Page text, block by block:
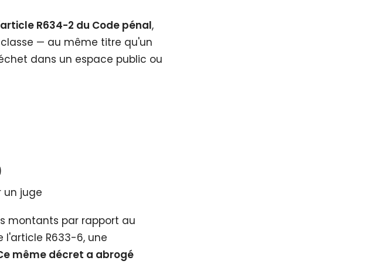
article R634-2 du Code pénal,
— au même titre qu'un
dans un espace public ou
juge
montants par rapport au
R633-6, une
même décret a abrogé